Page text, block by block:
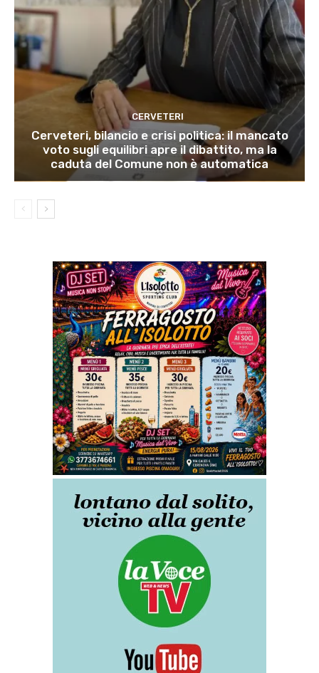
CERVETERI
Cerveteri, bilancio e crisi politica: il mancato
voto sugli equilibri apre il dibattito, ma la
caduta del Comune non è automatica